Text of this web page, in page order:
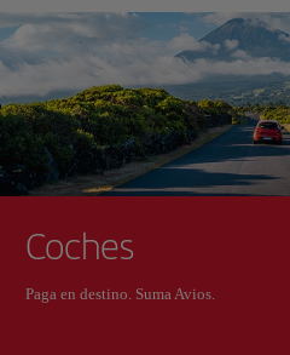
Coches
Paga en destino. Suma Avios.